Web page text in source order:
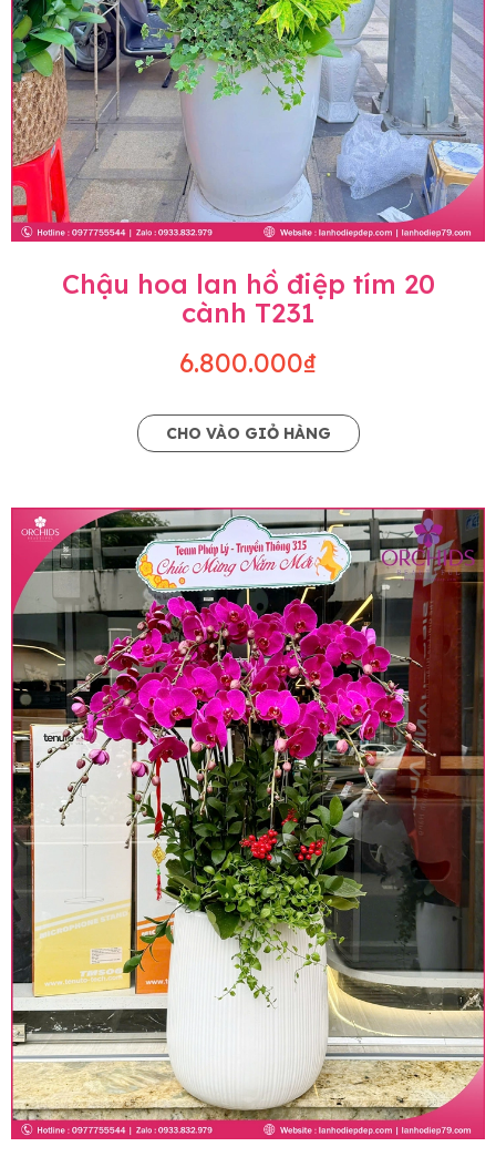
Chậu hoa lan hồ điệp tím 20
cành T231
6.800.000₫
CHO VÀO GIỎ HÀNG